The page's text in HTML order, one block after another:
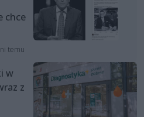
chce
temu
w
z